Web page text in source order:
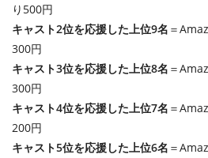
り500円
キャスト2位を応援した上位9名 ＝
300円
キャスト3位を応援した上位8名 ＝
300円
キャスト4位を応援した上位7名 ＝
200円
キャスト5位を応援した上位6名 ＝